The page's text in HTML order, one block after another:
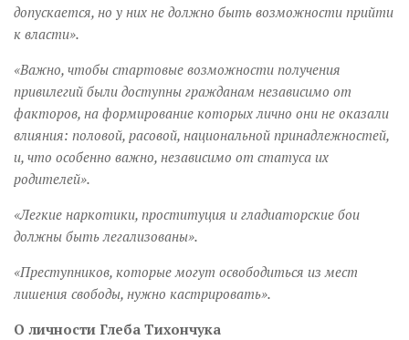
допускается, но у них не должно быть возможности прийти
к власти».
«Важно, чтобы стартовые возможности получения
привилегий были доступны гражданам независимо от
факторов, на формирование которых лично они не оказали
влияния: половой, расовой, национальной принадлежностей,
и, что особенно важно, независимо от статуса их
родителей».
«Легкие наркотики, проституция и гладиаторские бои
должны быть легализованы».
«Преступников, которые могут освободиться из мест
лишения свободы, нужно кастрировать».
О личности Глеба Тихончука